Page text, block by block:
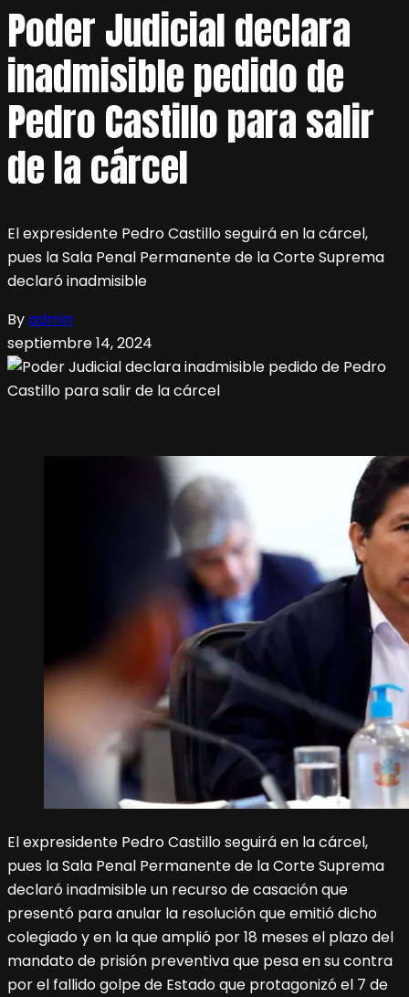
Poder Judicial declara
inadmisible pedido de
Pedro Castillo para salir
de la cárcel
El expresidente Pedro Castillo seguirá en la cárcel,
pues la Sala Penal Permanente de la Corte Suprema
declaró inadmisible
Byadmin
septiembre 14, 2024
El expresidente Pedro Castillo seguirá en la cárcel,
pues la Sala Penal Permanente de la Corte Suprema
declaró inadmisible un recurso de casación que
presentó para anular la resolución que emitió dicho
colegiado y en la que amplió por 18 meses el plazo del
mandato de prisión preventiva que pesa en su contra
por el fallido golpe de Estado que protagonizó el 7 de